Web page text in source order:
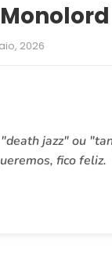
2026
jazz" ou
fico feliz.